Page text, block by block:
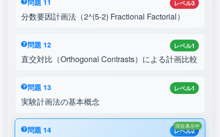
レベル3
分数要因計画法（2^(5-2) Fractional Factorial）
レベル1
問題 12
直交対比（Orthogonal Contrasts）による計画比較
レベル1
問題 13
実験計画法の基本概念
レベル2
問題 14 現在表示中